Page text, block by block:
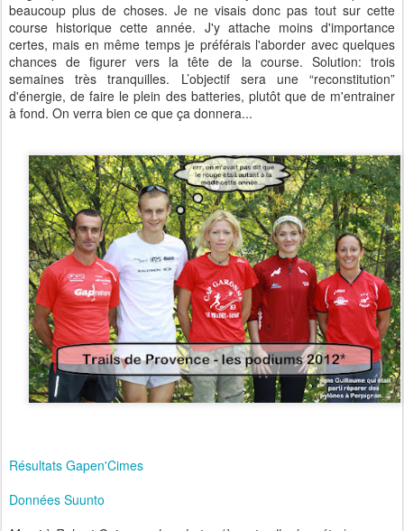
beaucoup plus de choses. Je ne visais donc pas tout sur cette
course historique cette année. J'y attache moins d'importance
certes, mais en même temps je préférais l'aborder avec quelques
chances de figurer vers la tête de la course. Solution: trois
semaines très tranquilles. L’objectif sera une “reconstitution”
d'énergie, de faire le plein des batteries, plutôt que de m'entrainer
à fond. On verra bien ce que ça donnera...
Résultats Gapen'Cimes
Données Suunto